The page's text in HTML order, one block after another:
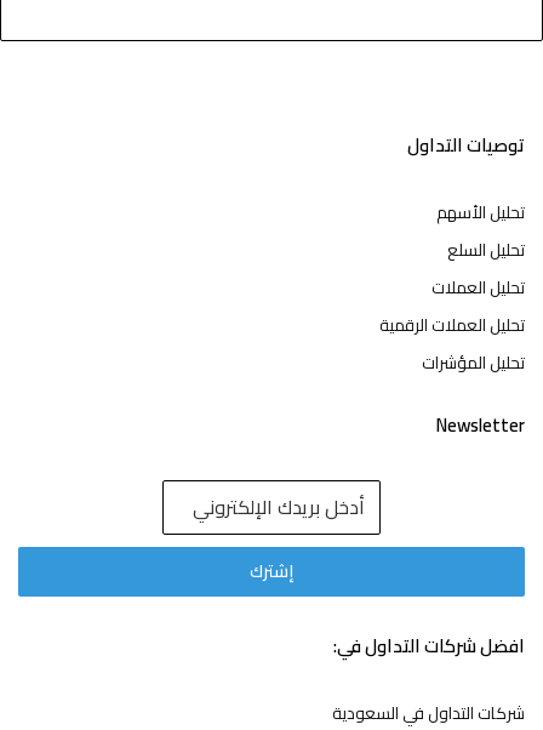
توصيات التداول
تحليل الأسهم
تحليل السلع
تحليل العملات
تحليل العملات الرقمية
تحليل المؤشرات
Newsletter
افضل شركات التداول في:
شركات التداول في السعودية